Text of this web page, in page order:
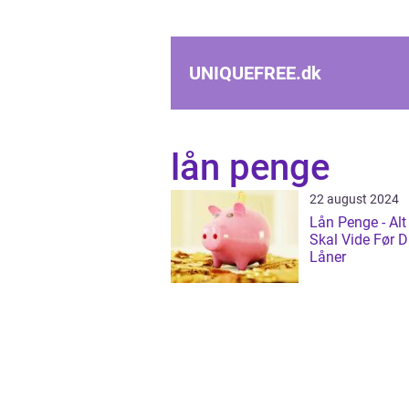
UNIQUEFREE.dk
lån penge
22 august 2024
Lån Penge -
Skal Vide Før
Låner